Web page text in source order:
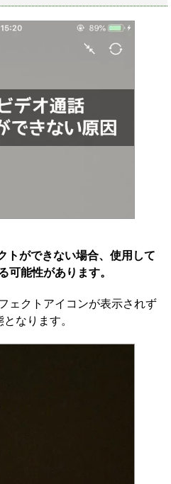
トができない場合、使用して
可能性があります。
ェクトアイコンが表示されず
なります。